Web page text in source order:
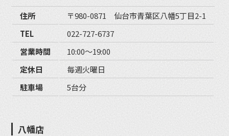
住所
〒980-0871 仙台市青葉区八幡5丁目2-1
TEL
022-727-6737
営業時間
10:00〜19:00
定休日
毎週火曜日
駐車場
5台分
八幡店